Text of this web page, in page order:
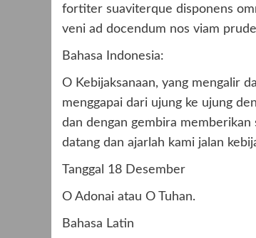
fortiter suaviterque disponens
veni ad docendum nos viam
Bahasa Indonesia:
O Kebijaksanaan, yang mengalir
menggapai dari ujung ke ujung
dan dengan gembira memberikan
datang dan ajarlah kami jalan
Tanggal 18 Desember
O Adonai atau O Tuhan.
Bahasa Latin